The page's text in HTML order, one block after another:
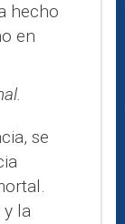
hecho
en
se
y la